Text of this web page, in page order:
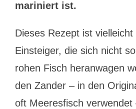
mariniert ist.
Dieses Rezept ist
Einsteiger, die sich nicht
rohen Fisch heranwagen
den Zander – in den
oft Meeresfisch verwendet